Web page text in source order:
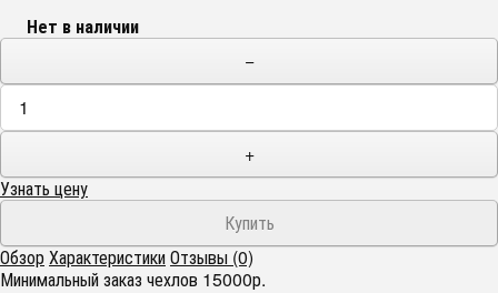
Нет в наличии
−
+
Узнать цену
ОбзорХарактеристикиОтзывы (0)
Минимальный заказ чехлов 15000р.